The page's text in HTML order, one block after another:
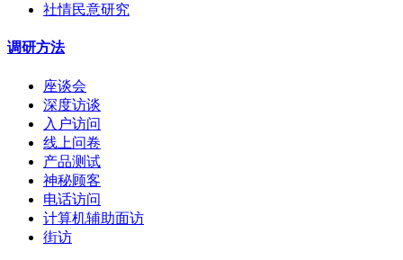
社情民意研究
调研方法
座谈会
深度访谈
入户访问
线上问卷
产品测试
神秘顾客
电话访问
计算机辅助面访
街访